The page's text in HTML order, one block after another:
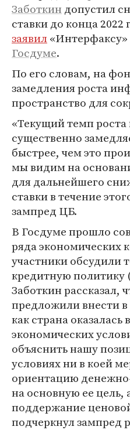
Заботкин допустил
ставки до конца 2022
заявил«Интерфаксу»
Госдуме.
По его словам, на
замедления роста
пространство для
«Текущий темп
существенно
быстрее, чем это
мы видим на
для дальнейшего
ставки в течение
зампред ЦБ.
В Госдуме прошло
ряда экономических
участники обсудили
кредитную политику
Заботкин рассказал,
предложили внести
как страна оказалась
экономических
объяснить нашу
условиях ни в коей
ориентацию
на основную ее цель,
поддержание
подчеркнул зампред